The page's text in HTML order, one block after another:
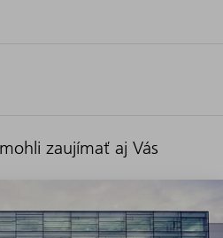
zaujímať aj Vás